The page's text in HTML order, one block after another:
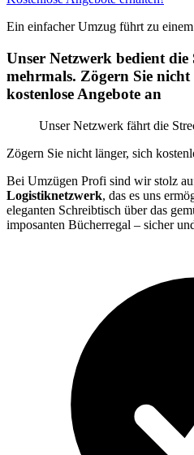
Ein einfacher Umzug führt zu einem
Unser Netzwerk bedient
mehrmals. Zögern Sie
kostenlose Angebote an
Unser Netzwerk fährt die
Zögern Sie nicht länger, sich
Bei Umzügen Profi sind wir stolz
Logistiknetzwerk, das es uns
eleganten Schreibtisch über das
imposanten Bücherregal – sicher